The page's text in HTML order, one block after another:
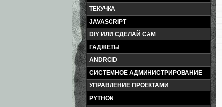
ТЕКУЧКА
JAVASCRIPT
DIY ИЛИ СДЕЛАЙ САМ
ГАДЖЕТЫ
ANDROID
СИСТЕМНОЕ АДМИНИСТРИРОВАНИЕ
УПРАВЛЕНИЕ ПРОЕКТАМИ
PYTHON